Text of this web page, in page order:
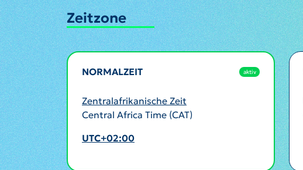
Zeitzone
NORMALZEIT aktiv
Zentralafrikanische Zeit
Central Africa Time (CAT)
UTC+02:00